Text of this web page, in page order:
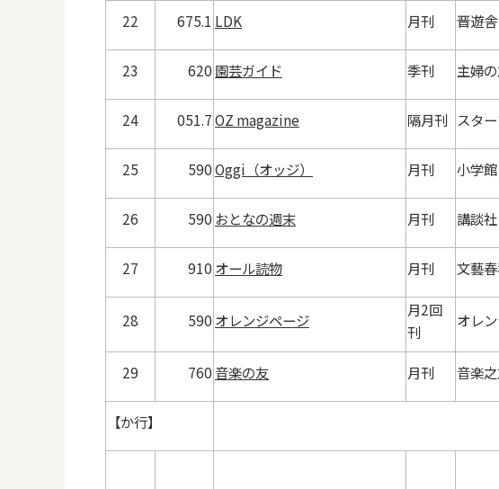
22 675.1 LDK 月刊 晋遊舎
23 620 園芸ガイド 季刊 主婦
24 051.7OZ magazine 隔月刊 スタ
25 590Oggi（オッジ） 月刊 小学館
26 590 おとなの週末 月刊 講談社
27 910 オール読物 月刊 文藝
28 590 オレンジページ
月2回
刊
オレ
29 760 音楽の友 月刊 音楽
【か行】